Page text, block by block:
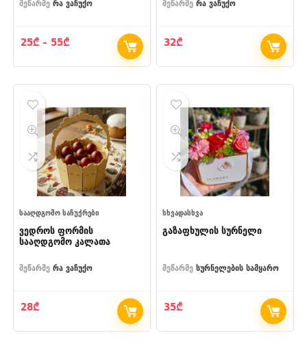
მეწარმე რა ვაჩუქო
25₾ – 55₾Price
25₾
through
მეწარმე რა ვაჩუქო
32₾
ᲡᲐᲐᲦᲓᲒᲝᲛᲝ ᲡᲐᲩᲣᲥᲠᲔᲑᲘ
ვედროს ფორმის
სააღდგომო კალათა
მეწარმე რა ვაჩუქო
28₾
ᲡᲮᲕᲐᲓᲐᲡᲮᲕᲐ
გაზაფხულის სურნელი
მეწარმე სურნელების სამყარო
35₾